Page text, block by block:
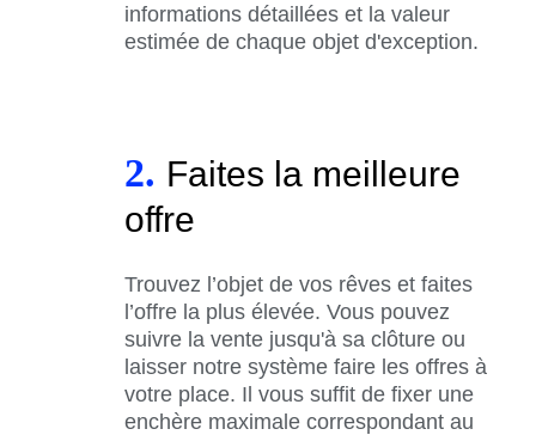
informations détaillées et la valeur
estimée de chaque objet d'exception.
2. Faites la meilleure
offre
Trouvez l’objet de vos rêves et faites
l’offre la plus élevée. Vous pouvez
suivre la vente jusqu'à sa clôture ou
laisser notre système faire les offres à
votre place. Il vous suffit de fixer une
enchère maximale correspondant au